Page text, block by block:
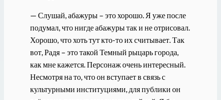
— Слушай, абажуры – это хорошо. Я уже после
подумал, что нигде абажуры так и не отрисовал.
Хорошо, что хоть тут кто-то их считывает. Так
вот, Радя – это такой Темный рыцарь города,
как мне кажется. Персонаж очень интересный.
Несмотря на то, что он вступает в связь с
культурными институциями, для публики он